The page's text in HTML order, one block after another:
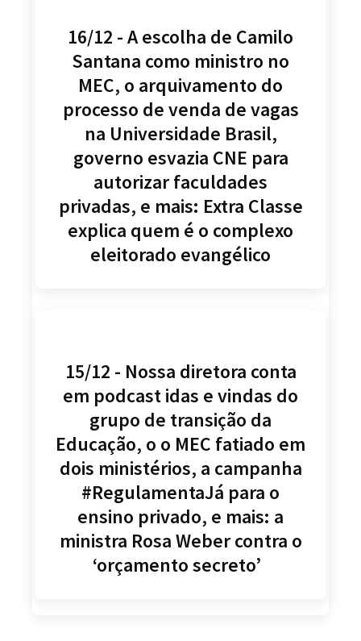
16/12 - A escolha de Camilo
Santana como ministro no
MEC, o arquivamento do
processo de venda de vagas
na Universidade Brasil,
governo esvazia CNE para
autorizar faculdades
privadas, e mais: Extra Classe
explica quem é o complexo
eleitorado evangélico
15/12 - Nossa diretora conta
em podcast idas e vindas do
grupo de transição da
Educação, o o MEC fatiado em
dois ministérios, a campanha
#RegulamentaJá para o
ensino privado, e mais: a
ministra Rosa Weber contra o
‘orçamento secreto’